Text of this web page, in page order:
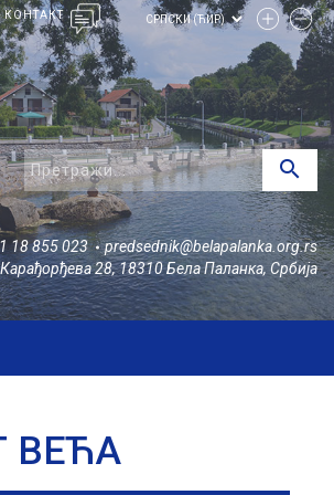
КОНТАКТ
search
18 855 023
predsednik@belapalanka.org.rs
Карађорђева 28, 18310 Бела Паланка, Србија
ВЕЋА